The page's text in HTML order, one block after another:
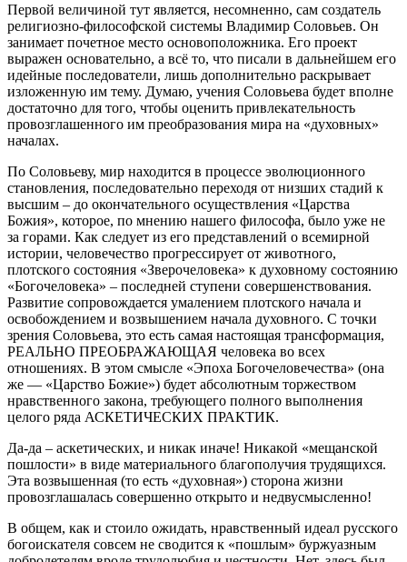
Первой величиной тут является, несомненно, сам создатель
религиозно-философской системы Владимир Соловьев. Он
занимает почетное место основоположника. Его проект
выражен основательно, а всё то, что писали в дальнейшем его
идейные последователи, лишь дополнительно раскрывает
изложенную им тему. Думаю, учения Соловьева будет вполне
достаточно для того, чтобы оценить привлекательность
провозглашенного им преобразования мира на «духовных»
началах.
По Соловьеву, мир находится в процессе эволюционного
становления, последовательно переходя от низших стадий к
высшим – до окончательного осуществления «Царства
Божия», которое, по мнению нашего философа, было уже не
за горами. Как следует из его представлений о всемирной
истории, человечество прогрессирует от животного,
плотского состояния «Зверочеловека» к духовному состоянию
«Богочеловека» – последней ступени совершенствования.
Развитие сопровождается умалением плотского начала и
освобождением и возвышением начала духовного. С точки
зрения Соловьева, это есть самая настоящая трансформация,
РЕАЛЬНО ПРЕОБРАЖАЮЩАЯ человека во всех
отношениях. В этом смысле «Эпоха Богочеловечества» (она
же — «Царство Божие») будет абсолютным торжеством
нравственного закона, требующего полного выполнения
целого ряда АСКЕТИЧЕСКИХ ПРАКТИК.
Да-да – аскетических, и никак иначе! Никакой «мещанской
пошлости» в виде материального благополучия трудящихся.
Эта возвышенная (то есть «духовная») сторона жизни
провозглашалась совершенно открыто и недвусмысленно!
В общем, как и стоило ожидать, нравственный идеал русского
богоискателя совсем не сводится к «пошлым» буржуазным